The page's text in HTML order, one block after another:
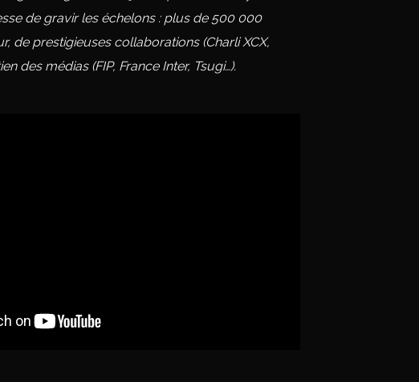
de gravir les échelons : plus de 500 000
de prestigieuses collaborations (Charli XCX,
des médias (FIP, France Inter, Tsugi…).